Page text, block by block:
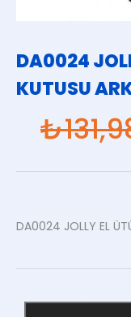
DA0024
KUTUSU
₺
DA0024 JOLLY EL